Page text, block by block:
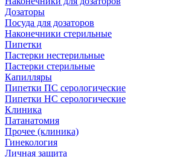
Дозаторы
Посуда для дозаторов
Наконечники стерильные
Пипетки
Пастерки нестерильные
Пастерки стерильные
Капилляры
Пипетки ПС серологические
Пипетки НС серологические
Клиника
Патанатомия
Прочее (клиника)
Гинекология
Личная защита